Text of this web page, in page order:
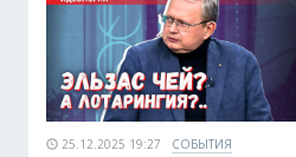
25.12.2025 19:27 СОБЫТИЯ